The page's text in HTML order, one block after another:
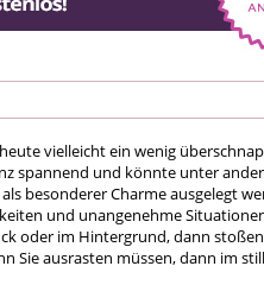
vielleicht ein wenig
spannend und könnte unter
besonderer Charme ausgelegt
und unangenehme
oder im Hintergrund, dann
Sie ausrasten müssen, dann im